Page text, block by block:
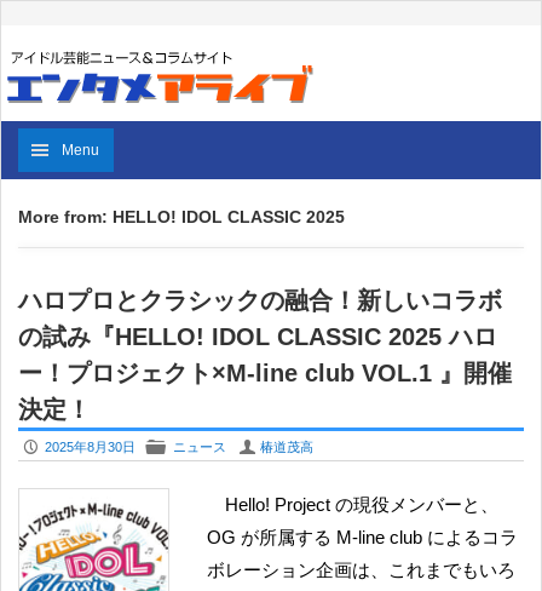
Menu
More from: HELLO! IDOL CLASSIC 2025
ハロプロとクラシックの融合！新しいコラボ
の試み『HELLO! IDOL CLASSIC 2025 ハロ
ー！プロジェクト×M-line club VOL.1 』開催
決定！
P 2025年8月30日 F ニュース U 椿道茂高
Hello! Project の現役メンバーと、
OG が所属する M-line club によるコラ
ボレーション企画は、これまでもいろ